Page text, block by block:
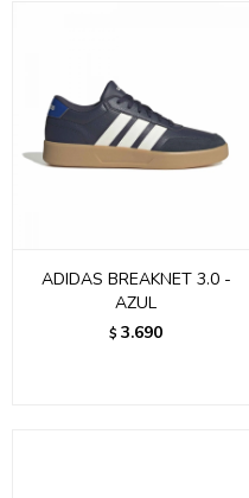
ADIDAS BREAKNET 3.0 -
AZUL
$ 3.690